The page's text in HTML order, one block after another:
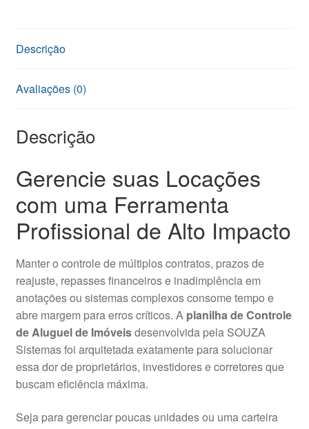
Descrição
Avaliações (0)
Descrição
Gerencie suas Locações
com uma Ferramenta
Profissional de Alto Impacto
Manter o controle de múltiplos contratos, prazos de
reajuste, repasses financeiros e inadimplência em
anotações ou sistemas complexos consome tempo e
abre margem para erros críticos. A planilha de Controle
de Aluguel de Imóveisdesenvolvida pela SOUZA
Sistemas foi arquitetada exatamente para solucionar
essa dor de proprietários, investidores e corretores que
buscam eficiência máxima.
Seja para gerenciar poucas unidades ou uma carteira